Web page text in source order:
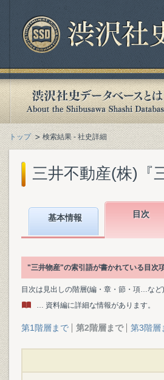
トップ 検索結果 - 社史詳細
三井不動産(株)『
基本情報 目次
"三井物産"の索引語が書かれている目次
目次は見出しの階層(編・章・節・項…な
… 資料編に詳細な情報があります。
第1階層まで 第2階層まで 第3階層